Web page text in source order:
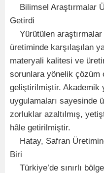
Bilimsel Araştırmalar
Getirdi
Yürütülen araştırmalar
üretiminde karşılaşılan
materyali kalitesi ve
sorunlara yönelik çözüm
geliştirilmiştir. Akademik
uygulamaları sayesinde
zorluklar azaltılmış,
hâle getirilmiştir.
Hatay, Safran
Biri
Türkiye’de sınırlı